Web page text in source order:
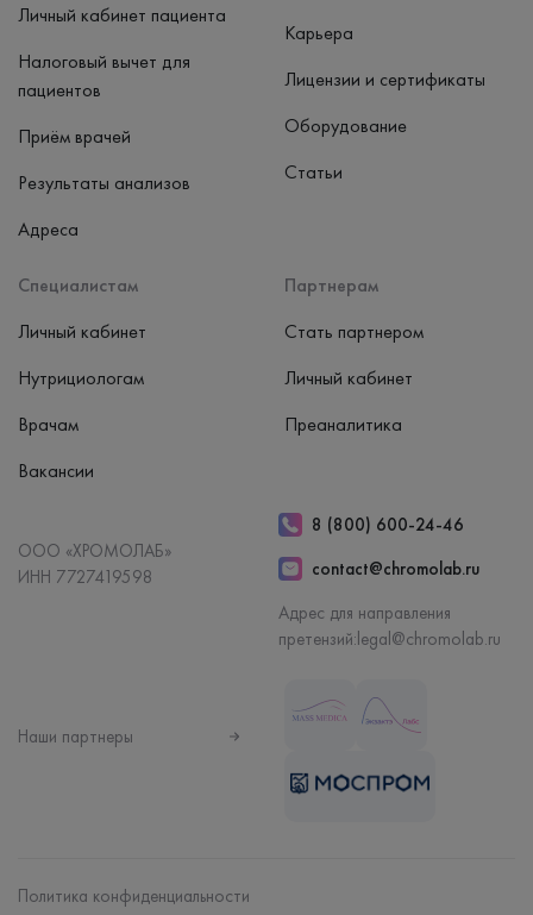
Личный кабинет пациента
Налоговый вычет для
пациентов
Приём врачей
Результаты анализов
Адреса
Специалистам
Личный кабинет
Нутрициологам
Врачам
Вакансии
Партнерам
Стать партнером
Личный кабинет
Преаналитика
Карьера
Лицензии и сертификаты
Оборудование
Статьи
ООО «ХРОМОЛАБ»
ИНН 7727419598
8 (800) 600-24-46
contact@chromolab.ru
Адрес для направления
претензий:legal@chromolab.ru
Наши партнеры
Политика конфиденциальности